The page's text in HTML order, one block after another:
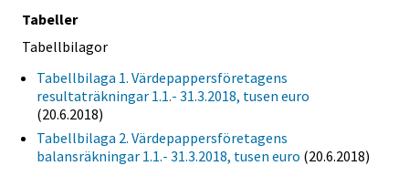
Tabeller
Tabellbilagor
Tabellbilaga 1. Värdepappersföretagens
resultaträkningar 1.1.- 31.3.2018, tusen euro
(20.6.2018)
Tabellbilaga 2. Värdepappersföretagens
balansräkningar 1.1.- 31.3.2018, tusen euro (20.6.2018)